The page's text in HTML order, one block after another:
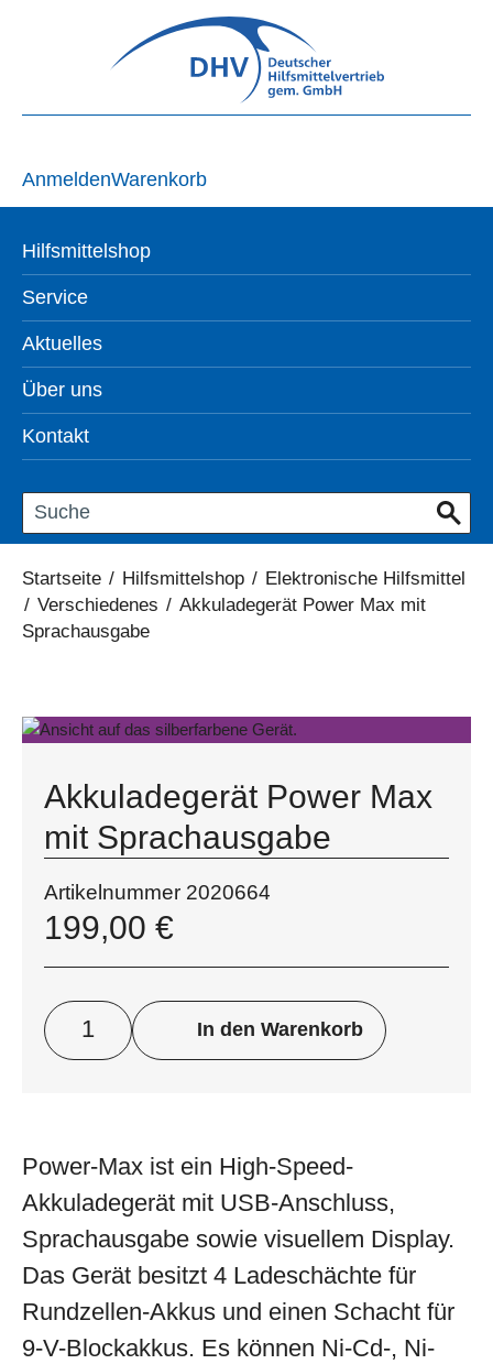
AnmeldenWarenkorb
Hilfsmittelshop
Service
Aktuelles
Über uns
Kontakt
Startseite / Hilfsmittelshop / Elektronische Hilfsmittel
/ Verschiedenes / Akkuladegerät Power Max mit
Sprachausgabe
Akkuladegerät Power Max
mit Sprachausgabe
Artikelnummer 2020664
199,00 €
In den Warenkorb
Power-Max ist ein High-Speed-
Akkuladegerät mit USB-Anschluss,
Sprachausgabe sowie visuellem Display.
Das Gerät besitzt 4 Ladeschächte für
Rundzellen-Akkus und einen Schacht für
9-V-Blockakkus. Es können Ni-Cd-, Ni-